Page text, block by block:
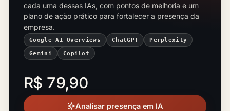
cada uma dessas IAs, com pontos de melhoria e um
plano de ação prático para fortalecer a presença da
empresa.
Google AI Overviews ChatGPT Perplexity
Gemini Copilot
R$ 79,90
Analisar presença em IA